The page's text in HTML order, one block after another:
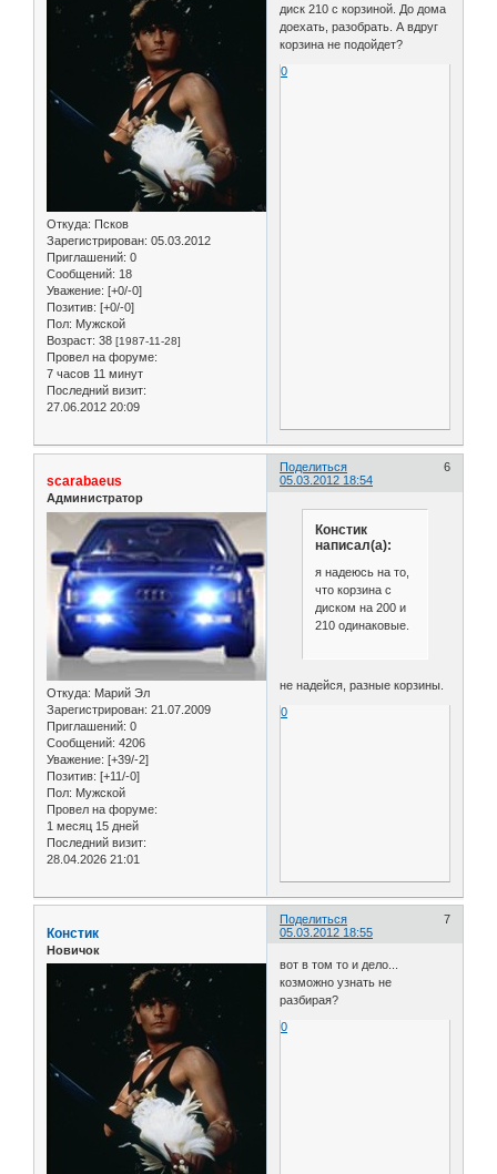
Откуда: Псков
Зарегистрирован: 05.03.2012
Приглашений: 0
Сообщений: 18
Уважение: [+0/-0]
Позитив: [+0/-0]
Пол: Мужской
Возраст: 38 [1987-11-28]
Провел на форуме:
7 часов 11 минут
Последний визит:
27.06.2012 20:09
диск 210 с корзиной. До дома
доехать, разобрать. А вдруг
корзина не подойдет?
0
Поделиться
6
05.03.2012 18:54
scarabaeus
Администратор
Откуда: Марий Эл
Зарегистрирован: 21.07.2009
Приглашений: 0
Сообщений: 4206
Уважение: [+39/-2]
Позитив: [+11/-0]
Пол: Мужской
Провел на форуме:
1 месяц 15 дней
Последний визит:
28.04.2026 21:01
Констик
написал(а):
я надеюсь на то,
что корзина с
диском на 200 и
210 одинаковые.
не надейся, разные корзины.
0
Поделиться
7
05.03.2012 18:55
Констик
Новичок
вот в том то и дело...
козможно узнать не
разбирая?
0